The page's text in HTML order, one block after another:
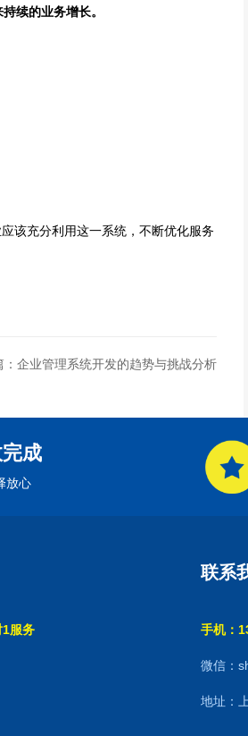
续的业务增长。
该充分利用这一系统，不断优化服务
：企业管理系统开发的趋势与挑战分析
成
放心
1服务
联系
手机：
微信：
地址：